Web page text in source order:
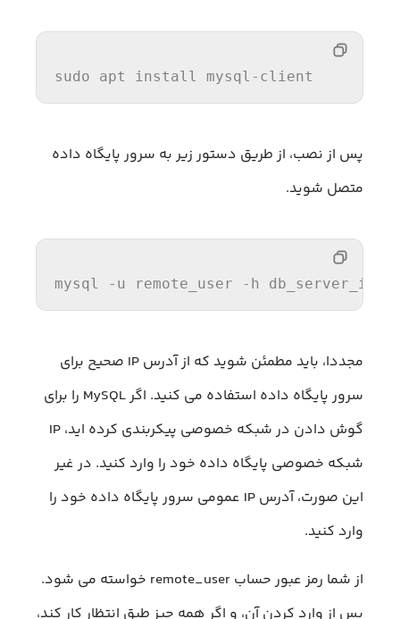
sudo apt install mysql- client
پس از نصب، از طریق دستور زیر به سرور پایگاه داده
متصل شوید.
mysql -u remote_user -h db_server_ip -
مجددا، باید مطمئن شوید که از آدرس IP صحیح برای
سرور پایگاه داده استفاده می کنید. اگر MySQL را برای
گوش دادن در شبکه خصوصی پیکربندی کرده اید، IP
شبکه خصوصی پایگاه داده خود را وارد کنید. در غیر
این صورت، آدرس IP عمومی سرور پایگاه داده خود را
وارد کنید.
از شما رمز عبور حساب remote_user خواسته می شود.
پس از وارد کردن آن، و اگر همه چیز طبق انتظار کار کند،